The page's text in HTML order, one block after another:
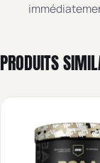
PRODUITS